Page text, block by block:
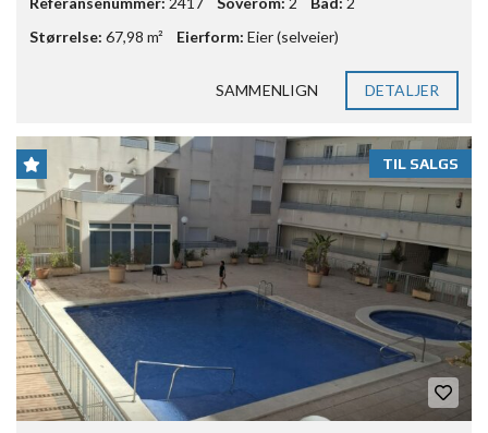
Størrelse: 67,98 m² Eierform: Eier (selveier)
SAMMENLIGN DETALJER
TIL SALGS